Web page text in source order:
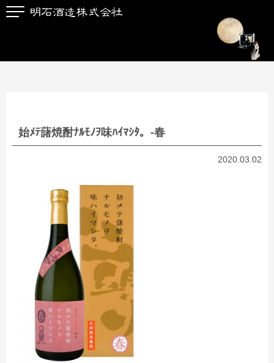
始ﾒﾃ藷焼酎ﾅﾙﾓﾉｦ味ﾊｲﾏｼﾀ。-春
2020.03.02